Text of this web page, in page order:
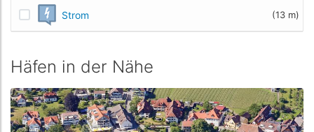
Strom (13 m)
Häfen in der Nähe